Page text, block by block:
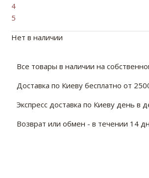
4
5
Нет в наличии
Все товары в наличии на
Доставка по Киеву бесплатно от
Экспресс доставка по Киеву день в
Возврат или обмен - в течении 14